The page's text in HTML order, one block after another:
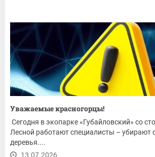
Уважаемые красногорцы!
Сегодня в экопарке «Губайловский» со
Лесной работают специалисты – убирают
деревья....
13.07.2026